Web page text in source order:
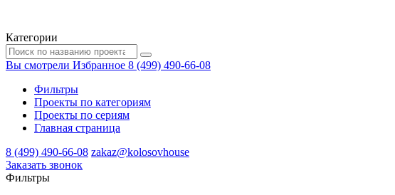
Категории
Вы смотрели Избранное 8 (499) 490-66-08
Фильтры
Проекты по категориям
Проекты по сериям
Главная страница
8 (499) 490-66-08 zakaz@kolosovhouse
3аказать звонок
Фильтры